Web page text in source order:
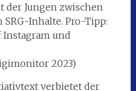
der Jungen zwischen
Inhalte. Pro-Tipp:
Instagram und
2023)
verbietet der